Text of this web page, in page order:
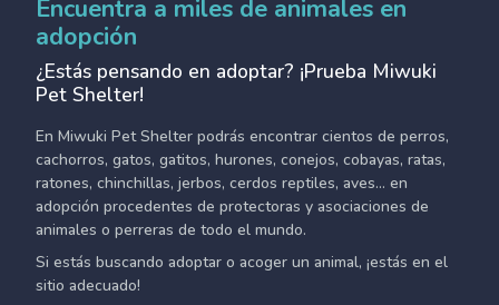
Encuentra a miles de animales en
adopción
¿Estás pensando en adoptar? ¡Prueba Miwuki
Pet Shelter!
En Miwuki Pet Shelter podrás encontrar cientos de perros,
cachorros, gatos, gatitos, hurones, conejos, cobayas, ratas,
ratones, chinchillas, jerbos, cerdos reptiles, aves... en
adopción procedentes de protectoras y asociaciones de
animales o perreras de todo el mundo.
Si estás buscando adoptar o acoger un animal, ¡estás en el
sitio adecuado!